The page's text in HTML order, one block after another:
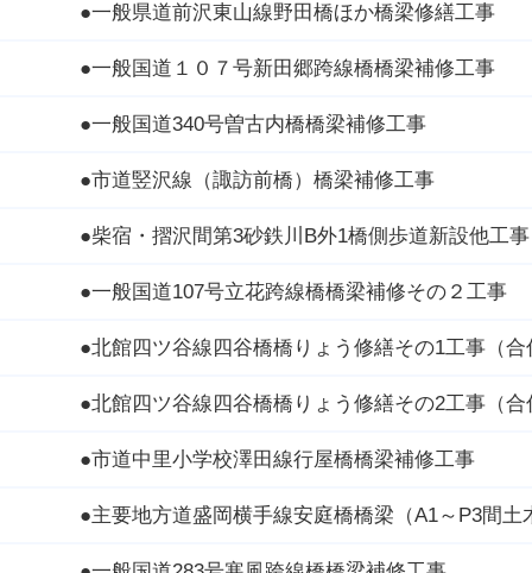
●一般県道前沢東山線野田橋ほか橋梁修繕工事
●一般国道１０７号新田郷跨線橋橋梁補修工事
●一般国道340号曽古内橋橋梁補修工事
●市道竪沢線（諏訪前橋）橋梁補修工事
●柴宿・摺沢間第3砂鉄川B外1橋側歩道新設他工事
●一般国道107号立花跨線橋橋梁補修その２工事
●北館四ツ谷線四谷橋橋りょう修繕その1工事（合
●北館四ツ谷線四谷橋橋りょう修繕その2工事（合
●市道中里小学校澤田線行屋橋橋梁補修工事
●主要地方道盛岡横手線安庭橋橋梁（A1～P3間土